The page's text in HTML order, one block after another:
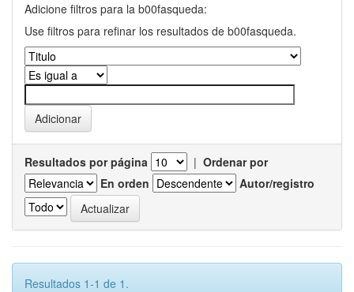
Adicione filtros para la b00fasqueda:
Use filtros para refinar los resultados de b00fasqueda.
Resultados por página | Ordenar por
En orden
Autor/registro
Resultados 1-1 de 1.